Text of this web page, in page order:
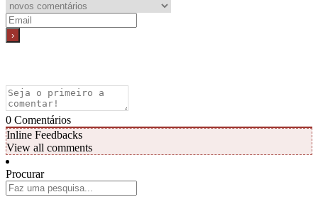
0 Comentários
Inline Feedbacks
View all comments
Procurar